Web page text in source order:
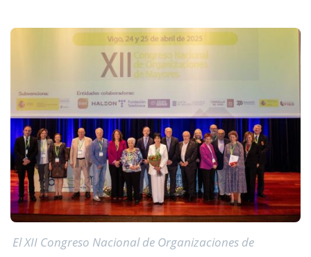
El XII Congreso Nacional de Organizaciones de